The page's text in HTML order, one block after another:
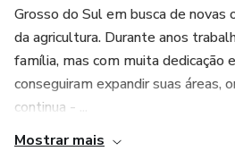
Grosso do Sul em busca de novas
da agricultura. Durante anos
família, mas com muita dedicação
conseguiram expandir suas áreas,
continua - ...
Mostrar mais